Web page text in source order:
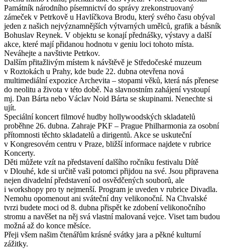
Památník národního písemnictví do správy zrekonstruovaný
zámeček v Petrkově u Havlíčkova Brodu, který svého času obýval
jeden z našich nejvýznamnějších výtvarných umělců, grafik a básník
Bohuslav Reynek. V objektu se konají přednášky, výstavy a další
akce, které mají přidanou hodnotu v geniu loci tohoto místa.
Neváhejte a navštivte Petrkov.
Dalším přitažlivým místem k návštěvě je Středočeské muzeum
v Roztokách u Prahy, kde bude 22. dubna otevřena nová
multimediální expozice Archevita – stopami věků, která nás přenese
do neolitu a života v této době. Na slavnostním zahájení vystoupí
mj. Dan Bárta nebo Václav Noid Bárta se skupinami. Nenechte si
ujít.
Speciální koncert filmové hudby hollywoodských skladatelů
proběhne 26. dubna. Zahraje PKF – Prague Philharmonia za osobní
přítomnosti těchto skladatelů a dirigentů. Akce se uskuteční
v Kongresovém centru v Praze, bližší informace najdete v rubrice
Koncerty.
Děti můžete vzít na představení dalšího ročníku festivalu Dítě
v Dlouhé, kde si určitě vaši potomci přijdou na své. Jsou připravena
nejen divadelní představení od osvědčených souborů, ale
i workshopy pro ty nejmenší. Program je uveden v rubrice Divadla.
Nemohu opomenout ani sváteční dny velikonoční. Na Chvalské
tvrzi budete moci od 8. dubna přispět ke zdobení velikonočního
stromu a navěšet na něj svá vlastní malovaná vejce. Viset tam budou
možná až do konce měsíce.
Přeji všem našim čtenářům krásné svátky jara a pěkné kulturní
zážitky.